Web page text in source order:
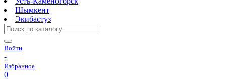
Шымкент
Экибастуз
Войти
-
Избранное
0